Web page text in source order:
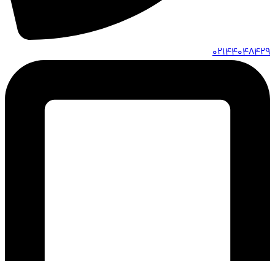
02144048429